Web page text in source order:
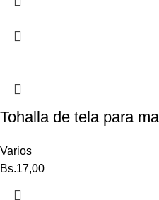
Tohalla de tela para
Varios
Bs.17,00